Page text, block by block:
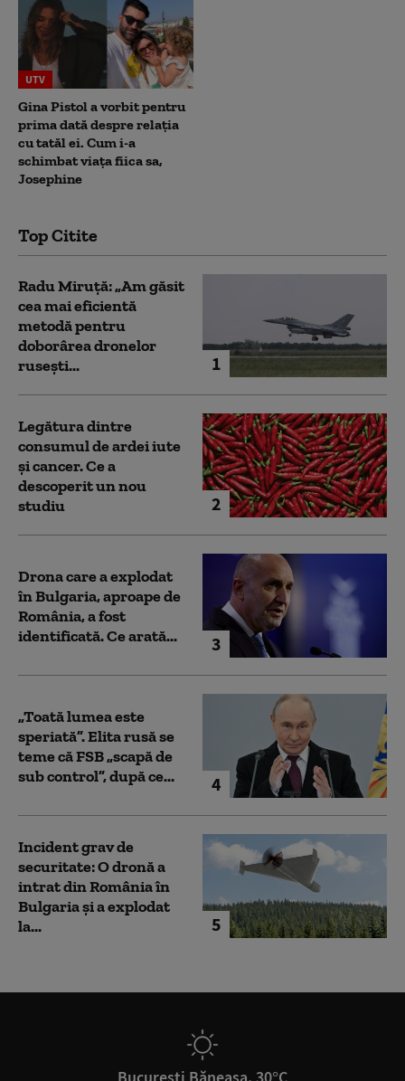
UTV
Gina Pistol a vorbit pentru
prima dată despre relația
cu tatăl ei. Cum i-a
schimbat viața fiica sa,
Josephine
Top Citite
1
Radu Miruță: „Am găsit
cea mai eficientă
metodă pentru
doborârea dronelor
rusești...
2
Legătura dintre
consumul de ardei iute
și cancer. Ce a
descoperit un nou
studiu
3
Drona care a explodat
în Bulgaria, aproape de
România, a fost
identificată. Ce arată...
4
„Toată lumea este
speriată”. Elita rusă se
teme că FSB „scapă de
sub control”, după ce...
5
Incident grav de
securitate: O dronă a
intrat din România în
Bulgaria şi a explodat
la...